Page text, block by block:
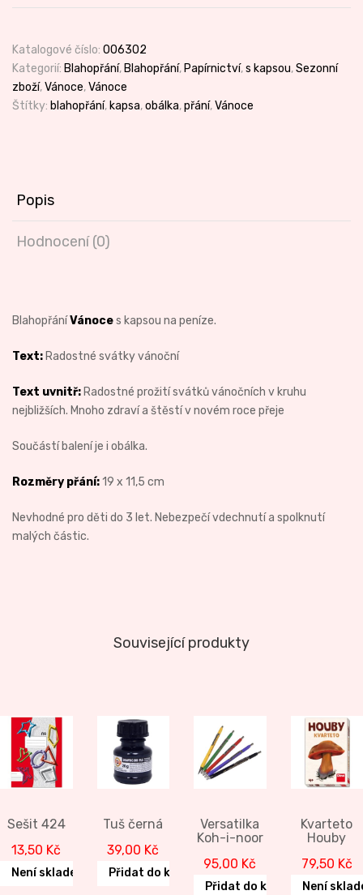
Katalogové číslo: 006302
Kategorií: Blahopřání, Blahopřání, Papírnictví,s kapsou,Sezonní
zboží,Vánoce,Vánoce
Štítky: blahopřání, kapsa,obálka,přání,Vánoce
Popis
Hodnocení (0)
BlahopřáníVánoces kapsou na peníze.
Text: Radostné svátky vánoční
Text uvnitř: Radostné prožití svátků vánočních v kruhu
nejbližších. Mnoho zdraví a štěstí v novém roce přeje
Součástí balení je i obálka.
Rozměry přání:19 x 11,5 cm
Nevhodné pro děti do 3 let. Nebezpečí vdechnutí a spolknutí
malých částic.
Související produkty
Sešit 424
13,50 Kč
Není skladem
Tuš černá
39,00 Kč
Přidat do košíku
Versatilka
Koh-i-noor
95,00 Kč
Přidat do košíku
Kvarteto
Houby
79,50 Kč
Není